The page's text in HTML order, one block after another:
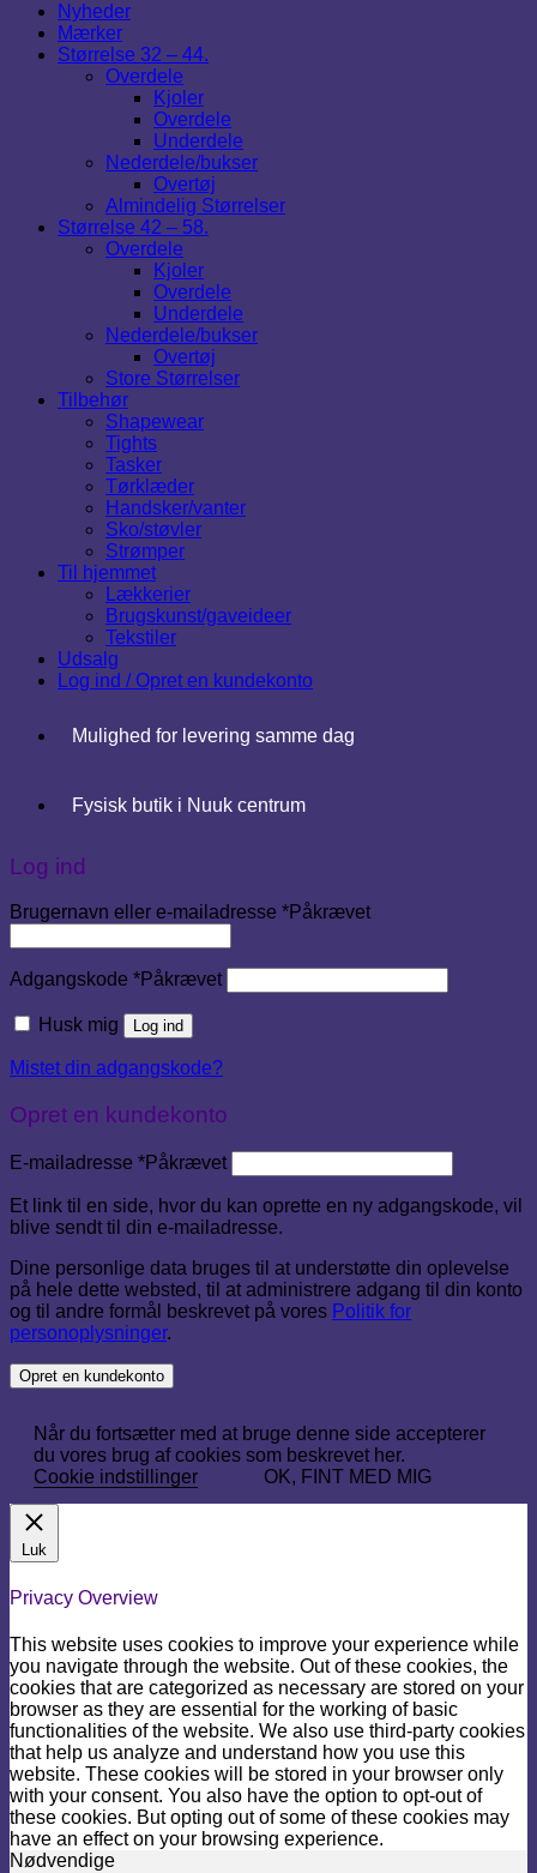
Nyheder
Mærker
Størrelse 32 – 44.
Overdele
Kjoler
Overdele
Underdele
Nederdele/bukser
Overtøj
Almindelig Størrelser
Størrelse 42 – 58.
Overdele
Kjoler
Overdele
Underdele
Nederdele/bukser
Overtøj
Store Størrelser
Tilbehør
Shapewear
Tights
Tasker
Tørklæder
Handsker/vanter
Sko/støvler
Strømper
Til hjemmet
Lækkerier
Brugskunst/gaveideer
Tekstiler
Udsalg
Log ind / Opret en kundekonto
Mulighed for levering samme dag
Fysisk butik i Nuuk centrum
Log ind
Brugernavn eller e-mailadresse *Påkrævet
Adgangskode *Påkrævet
Husk mig Log ind
Mistet din adgangskode?
Opret en kundekonto
E-mailadresse *Påkrævet
Et link til en side, hvor du kan oprette en ny adgangskode, vil
blive sendt til din e-mailadresse.
Dine personlige data bruges til at understøtte din oplevelse
på hele dette websted, til at administrere adgang til din konto
og til andre formål beskrevet på vores Politik for
personoplysninger.
Opret en kundekonto
Når du fortsætter med at bruge denne side accepterer
du vores brug af cookies som beskrevet her.
Cookie indstillinger
OK, FINT MED MIG
Luk
Privacy Overview
This website uses cookies to improve your experience while
you navigate through the website. Out of these cookies, the
cookies that are categorized as necessary are stored on your
browser as they are essential for the working of basic
functionalities of the website. We also use third-party cookies
that help us analyze and understand how you use this
website. These cookies will be stored in your browser only
with your consent. You also have the option to opt-out of
these cookies. But opting out of some of these cookies may
have an effect on your browsing experience.
Nødvendige